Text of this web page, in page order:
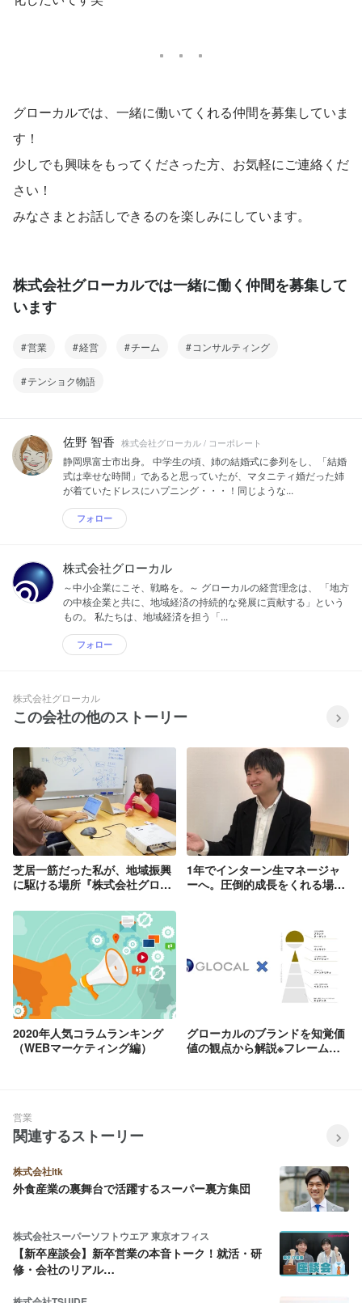
グローカルでは、一緒に働いてくれる仲間を募集していま
す！
少しでも興味をもってくださった方、お気軽にご連絡くだ
さい！
みなさまとお話しできるのを楽しみにしています。
株式会社グローカルでは一緒に働く仲間を募集して
います
営業 経営 チーム コンサルティング
テンショク物語
佐野 智香 株式会社グローカル / コーポレート
静岡県富士市出身。 中学生の頃、姉の結婚式に参列をし、「結婚
式は幸せな時間」であると思っていたが、マタニティ婚だった姉
が着ていたドレスにハプニング・・・！同じような...
フォロー
株式会社グローカル
～中小企業にこそ、戦略を。～ グローカルの経営理念は、 「地方
の中核企業と共に、地域経済の持続的な発展に貢献する」という
もの。 私たちは、地域経済を担う「...
フォロー
株式会社グローカル
この会社の他のストーリー
芝居一筋だった私が、地域振興
に駆ける場所『株式会社グロー
1年でインターン生マネージャ
ーへ。圧倒的成長をくれる場
2020年人気コラムランキング
（WEBマーケティング編）
グローカルのブランドを知覚価
値の観点から解説※フレームワ
営業
関連するストーリー
株式会社itk
外食産業の裏舞台で活躍するスーパー裏方集団
株式会社スーパーソフトウエア 東京オフィス
【新卒座談会】新卒営業の本音トーク！就活・研
修・会社のリアル…